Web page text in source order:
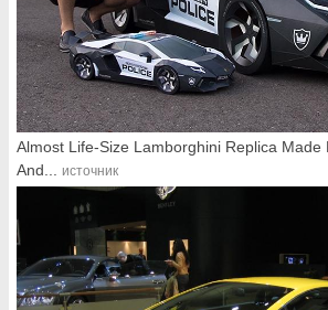
Almost Life-Size Lamborghini Replica Made
And...
источник